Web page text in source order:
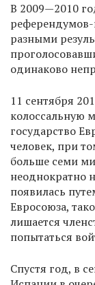
В 2009—2010
референдумов-
разными
одинаково
11 сентября
колоссальную
государство
человек, при
больше семи
неоднократно
появилась
Евросоюза,
лишается
попытаться
Спустя год, в